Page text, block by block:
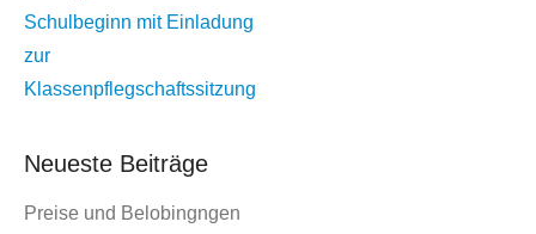
Schulbeginn mit Einladung
zur
Klassenpflegschaftssitzung
Neueste Beiträge
Preise und Belobingngen